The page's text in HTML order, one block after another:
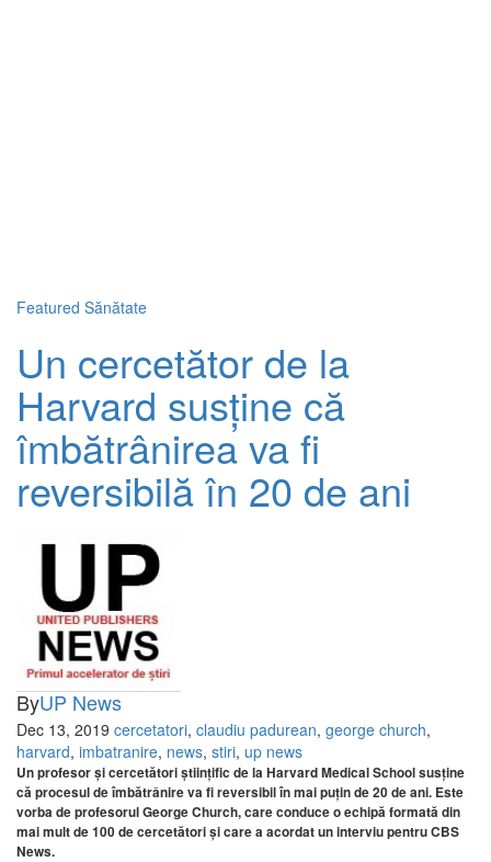
Featured Sănătate
Un cercetător de la
Harvard susține că
îmbătrânirea va fi
reversibilă în 20 de ani
ByUP News
Dec 13, 2019 cercetatori, claudiu padurean, george church,
harvard, imbatranire, news, stiri, up news
Un profesor și cercetători științific de la Harvard Medical School susține
că procesul de îmbătrânire va fi reversibil în mai puțin de 20 de ani. Este
vorba de profesorul George Church, care conduce o echipă formată din
mai mult de 100 de cercetători și care a acordat un interviu pentru CBS
News.